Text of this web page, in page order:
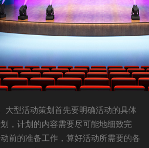
大型活动策划首先要明确活动的具体
，计划的内容需要尽可能地细致完
前的准备工作，算好活动所需要的各